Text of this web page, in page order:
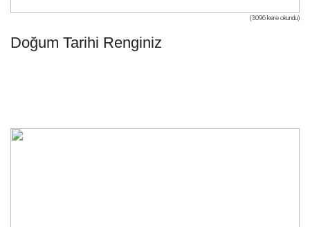
(3096 kere okundu)
Doğum Tarihi Renginiz